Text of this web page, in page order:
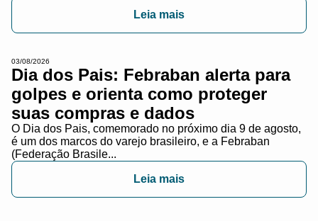
Leia mais
03/08/2026
Dia dos Pais: Febraban alerta para
golpes e orienta como proteger
suas compras e dados
O Dia dos Pais, comemorado no próximo dia 9 de agosto,
é um dos marcos do varejo brasileiro, e a Febraban
(Federação Brasile...
Leia mais